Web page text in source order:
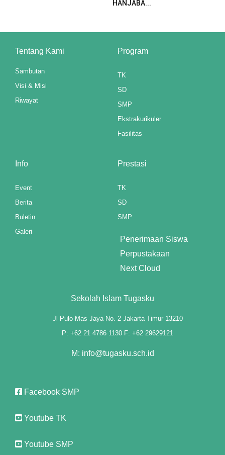
HANJABA...
Tentang Kami
Sambutan
Visi & Misi
Riwayat
Program
TK
SD
SMP
Ekstrakurikuler
Fasilitas
Info
Event
Berita
Buletin
Galeri
Prestasi
TK
SD
SMP
Penerimaan Siswa
Perpustakaan
Next Cloud
Sekolah Islam Tugasku
Jl Pulo Mas Jaya No. 2 Jakarta Timur 13210
P: +62 21 4786 1130 F: +62 29629121
M: info@tugasku.sch.id
Facebook SMP
Youtube TK
Youtube SMP